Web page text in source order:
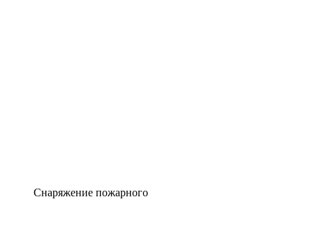
Снаряжение пожарного